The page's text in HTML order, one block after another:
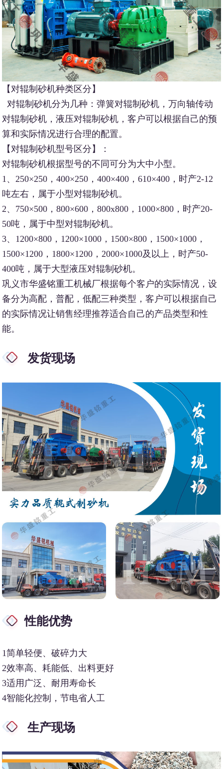
【对辊制砂机种类区分】
对辊制砂机分为几种：弹簧对辊制砂机，万向轴传动
对辊制砂机，液压对辊制砂机，客户可以根据自己的预
算和实际情况进行合理的配置。
【对辊制砂机型号区分】：
对辊制砂机根据型号的不同可分为大中小型。
1、250×250，400×250，400×400，610×400，时产2-12
吨左右，属于小型对辊制砂机。
2、750×500，800×600，800x800，1000×800，时产20-
50吨，属于中型对辊制砂机。
3、1200×800，1200×1000，1500×800，1500×1000，
1500×1200，1800×1200，2000×1000及以上，时产50-
400吨，属于大型液压对辊制砂机。
巩义市华盛铭重工机械厂根据每个客户的实际情况，设
备分为高配，普配，低配三种类型，客户可以根据自己
的实际情况让销售经理推荐适合自己的产品类型和性
能。
发货现场
性能优势
1简单轻便、破碎力大
2效率高、耗能低、出料更好
3适用广泛、耐用寿命长
4智能化控制，节电省人工
生产现场